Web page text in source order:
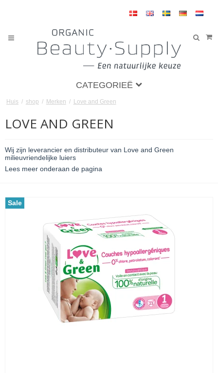
CATEGORIEË
Huis / shop / Merken / Love and Green
LOVE AND GREEN
Wij zijn leverancier en distributeur van Love and Green
milieuvriendelijke luiers
Lees meer onderaan de pagina
Sale